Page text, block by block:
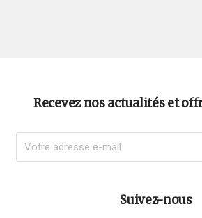
Recevez nos actualités et
Suivez-nous